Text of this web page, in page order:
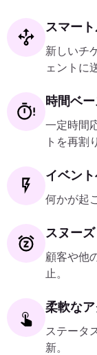
スマー
新しいチ
ェントに
時間ベ
一定時間
トを再割
イベン
何かが起
スヌー
顧客や他
止。
柔軟な
ステータ
新。